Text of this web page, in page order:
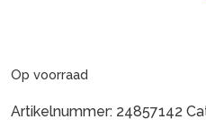
Op voorraad
Artikelnummer: 24857142